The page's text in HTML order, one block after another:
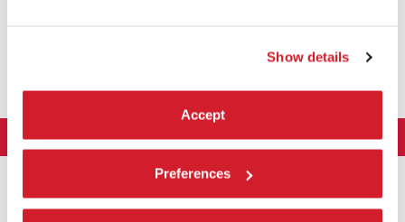
Show details
Accept
Preferences
LA BIENNALE DI VENEZIA
Esposizione
ARCHITETTURA 2027